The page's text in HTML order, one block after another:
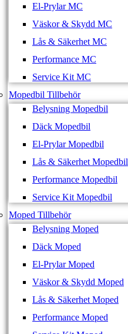
El-Prylar MC
Väskor & Skydd MC
Lås & Säkerhet MC
Performance MC
Service Kit MC
Mopedbil Tillbehör
Belysning Mopedbil
Däck Mopedbil
El-Prylar Mopedbil
Lås & Säkerhet Mopedbil
Performance Mopedbil
Service Kit Mopedbil
Moped Tillbehör
Belysning Moped
Däck Moped
El-Prylar Moped
Väskor & Skydd Moped
Lås & Säkerhet Moped
Performance Moped